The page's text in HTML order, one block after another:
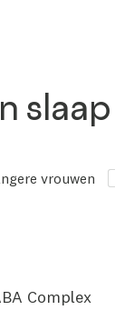
slaap
vrouwen